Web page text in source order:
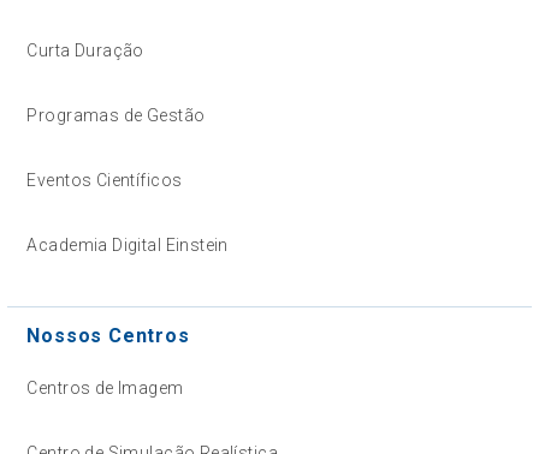
Curta Duração
Programas de Gestão
Eventos Científicos
Academia Digital Einstein
Nossos Centros
Centros de Imagem